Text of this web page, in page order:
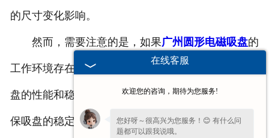
的尺寸变化影响。
然而，需要注意的是，如果广州圆形电磁吸盘的
工作环境存在剧烈的温度变化，热膨胀仍然可能对吸
盘的性能和稳定性产生影响。在这种情况下，为了确
保吸盘的稳定性，可以采取一些措施，比如使用具有
在线客服
欢迎您的咨询，期待为您服务!
您好呀～很高兴为您服务！😊 有什么问
题都可以跟我说哦。